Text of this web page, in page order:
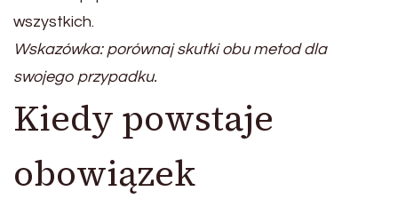
wszystkich.
Wskazówka: porównaj skutki obu metod dla
swojego przypadku.
Kiedy powstaje
obowiązek